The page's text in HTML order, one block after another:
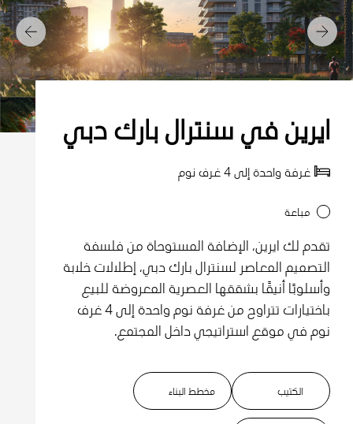
السابق
التالي
ايرين في سنترال بارك دبي
غرفة واحدة إلى 4 غرف نوم
مباعة
تقدم لك ايرين، الإضافة المستوحاة من فلسفة
التصميم المعاصر لسنترال بارك دبي، إطلالات خلابة
وأسلوبًا أنيقًا بشققها العصرية المعروضة للبيع
باختيارات تتراوح من غرفة نوم واحدة إلى 4 غرف
نوم في موقع استراتيجي داخل المجتمع.
الكتيب مخطط البناء